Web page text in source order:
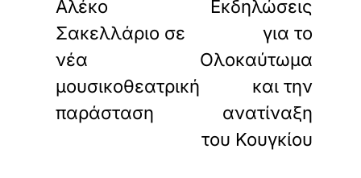
Αλέκο
Σακελλάριο σε
νέα
μουσικοθεατρική
παράσταση
Εκδηλώσεις
για το
Ολοκαύτωμα
και την
ανατίναξη
του Κουγκίου